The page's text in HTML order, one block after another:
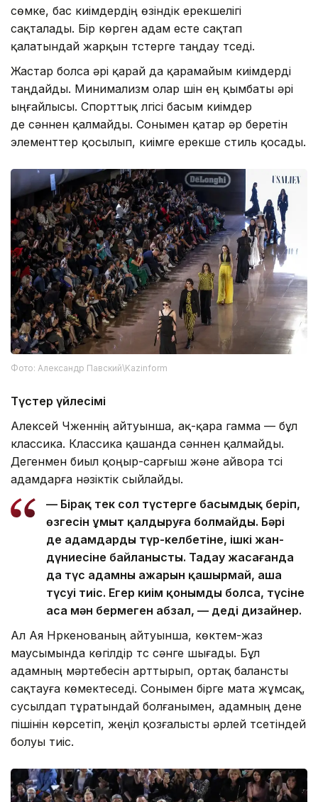
сөмке, бас киімдердің өзіндік ерекшелігі
сақталады. Бір көрген адам есте сақтап
қалатындай жарқын түстерге таңдау түседі.
Жастар болса әрі қарай да қарамайым киімдерді
таңдайды. Минимализм олар үшін ең қымбаты әрі
ыңғайлысы. Спорттық үлгісі басым киімдер
де сәннен қалмайды. Сонымен қатар әр беретін
элементтер қосылып, киімге ерекше стиль қосады.
Фото: Александр Павский\Kazinform
Түстер үйлесімі
Алексей Чженнің айтуынша, ақ-қара гамма — бұл
классика. Классика қашанда сәннен қалмайды.
Дегенмен биыл қоңыр-сарғыш және айвора түсі
адамдарға нәзіктік сыйлайды.
— Бірақ тек сол түстерге басымдық беріп,
өзгесін ұмыт қалдыруға болмайды. Бәрі
де адамдардың түр-келбетіне, ішкі жан-
дүниесіне байланысты. Таңдау жасағанда
да түс адамның ажарын қашырмай, аша
түсуі тиіс. Егер киім қонымды болса, түсіне
аса мән бермеген абзал, — деді дизайнер.
Ал Ая Нүркенованың айтуынша, көктем-жаз
маусымында көгілдір түс сәнге шығады. Бұл
адамның мәртебесін арттырып, ортақ балансты
сақтауға көмектеседі. Сонымен бірге мата жұмсақ,
сусылдап тұратындай болғанымен, адамның дене
пішінін көрсетіп, жеңіл қозғалысты әрлей түсетіндей
болуы тиіс.